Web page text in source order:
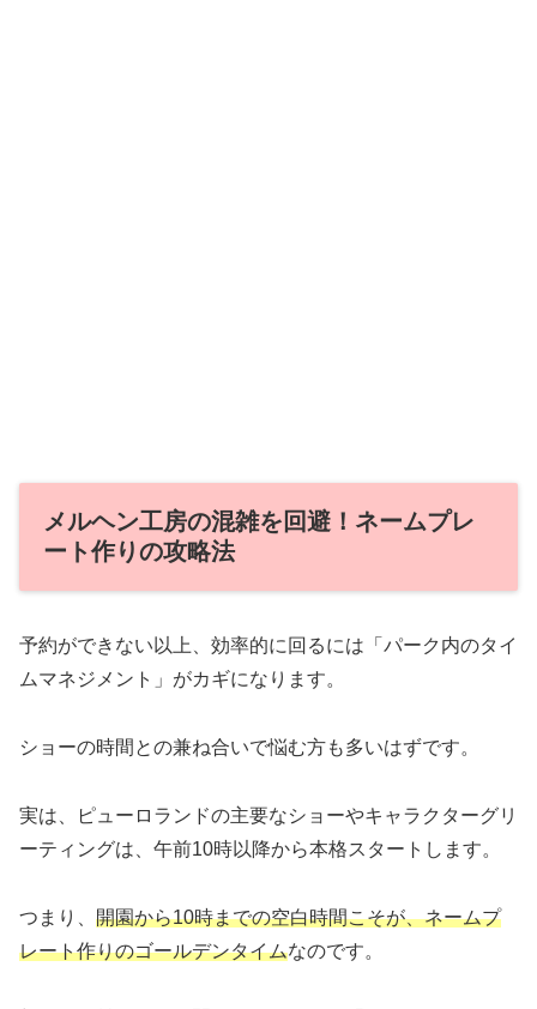
メルヘン工房の混雑を回避！ネームプレ
ート作りの攻略法
予約ができない以上、効率的に回るには「パーク内のタイ
ムマネジメント」がカギになります。
ショーの時間との兼ね合いで悩む方も多いはずです。
実は、ピューロランドの主要なショーやキャラクターグリ
ーティングは、午前10時以降から本格スタートします。
つまり、 開園から10時までの空白時間こそが、ネームプ
レート作りのゴールデンタイムなのです。